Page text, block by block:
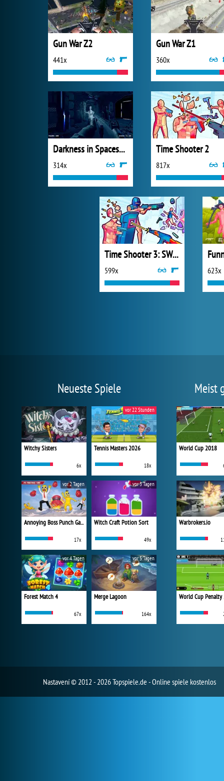
Gun War Z2
441x
Gun War Z1
360x
Darkness in Spaceship
314x
Time Shooter 2
817x
Time Shooter 3: SWAT
599x 623x
Neueste Spiele
Witchy Sisters
6x
Tennis Masters 2026
18x
vor 22 Stunden
Annoying Boss Punch Game
17x
vor 2 Tagen
Witch Craft Potion Sort
49x
vor 3 Tagen
Forest Match 4
67x
vor 4 Tagen
Merge Lagoon
164x
vor 5 Tagen
Meist
World Cup 2018
Warbrokers.io
World Cup
Nastavení© 2012 - 2026 Topspiele.de - Online spiele kostenlos